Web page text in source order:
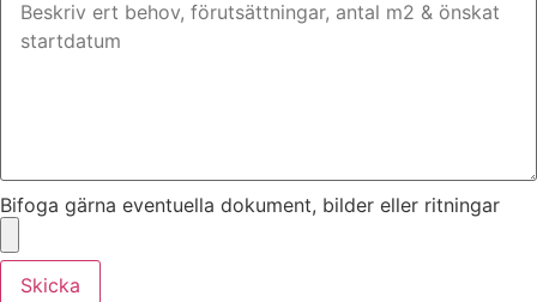
Bifoga gärna eventuella dokument, bilder eller ritningar
Skicka